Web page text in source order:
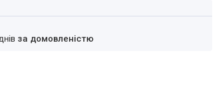
за домовленістю